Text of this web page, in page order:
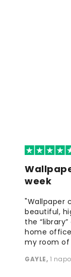
week
"Wallpaper
beautiful,
the
home
my room of
GAYLE, 1